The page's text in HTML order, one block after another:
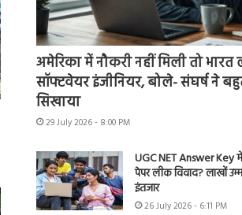
अमेरिका में नौकरी नहीं मिली तो भारत
सॉफ्टवेयर इंजीनियर, बोले- संघर्ष ने
सिखाया
29 July 2026 - 8:00 PM
UGC NET Answer Key
पेपर लीक विवाद? लाखों
इंतजार
26 July 2026 - 6:11 PM